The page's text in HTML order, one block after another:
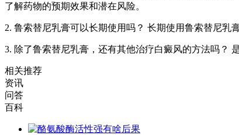
了解药物的预期效果和潜在风险。
2. 鲁索替尼乳膏可以长期使用吗？ 长期使用鲁索替尼乳
3. 除了鲁索替尼乳膏，还有其他治疗白癜风的方法吗？
相关推荐
资讯
问答
百科